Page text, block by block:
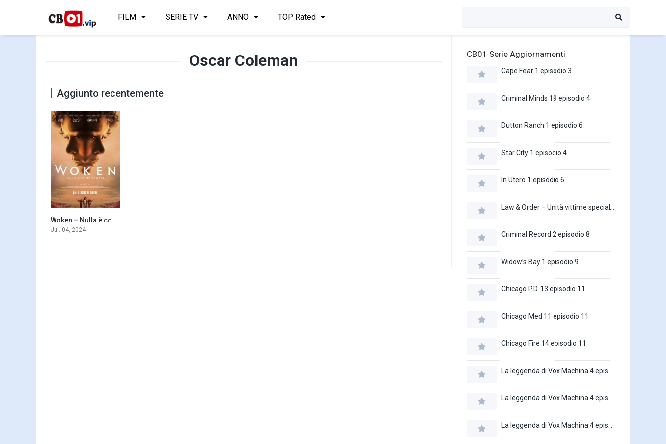
FILM SERIE TV ANNO TOP Rated
Oscar Coleman
Aggiunto recentemente
5.8
Woken – Nulla è come sembra (2024)
Jul. 04, 2024
CB01 Serie Aggiornamenti
Cape Fear 1 episodio 3
Criminal Minds 19 episodio 4
Dutton Ranch 1 episodio 6
Star City 1 episodio 4
In Utero 1 episodio 6
Criminal Record 2 episodio 8
Widow’s Bay 1 episodio 9
Chicago P.D. 13 episodio 11
Chicago Med 11 episodio 11
Chicago Fire 14 episodio 11